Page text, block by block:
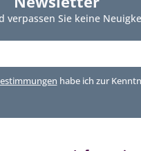
Sie keine
habe ich zur